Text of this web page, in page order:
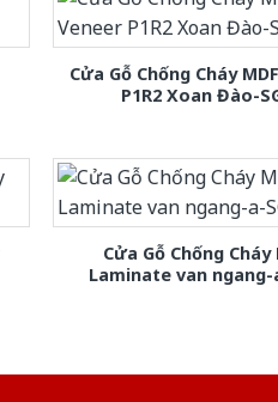
Cửa Gỗ Chống Cháy
P1R2 Xoan Đào-
Cửa Gỗ Chống Cháy
Laminate van ngang-